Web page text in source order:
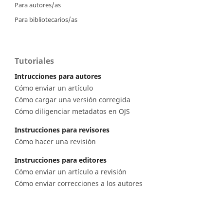
Para autores/as
Para bibliotecarios/as
Tutoriales
Intrucciones para autores
Cómo enviar un artículo
Cómo cargar una versión corregida
Cómo diligenciar metadatos en OJS
Instrucciones para revisores
Cómo hacer una revisión
Instrucciones para editores
Cómo enviar un artículo a revisión
Cómo enviar correcciones a los autores